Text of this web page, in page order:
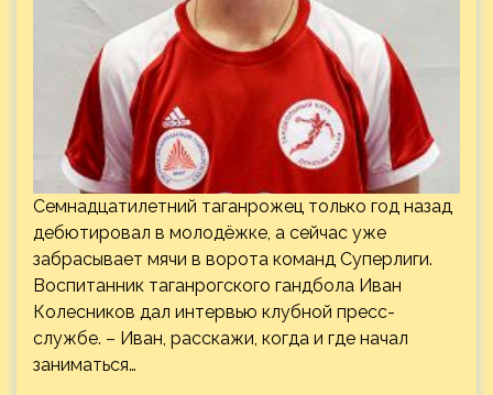
Семнадцатилетний таганрожец только год назад
дебютировал в молодёжке, а сейчас уже
забрасывает мячи в ворота команд Суперлиги.
Воспитанник таганрогского гандбола Иван
Колесников дал интервью клубной пресс-
службе. – Иван, расскажи, когда и где начал
заниматься…